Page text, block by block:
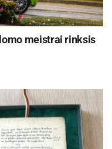
meistrai rinksis